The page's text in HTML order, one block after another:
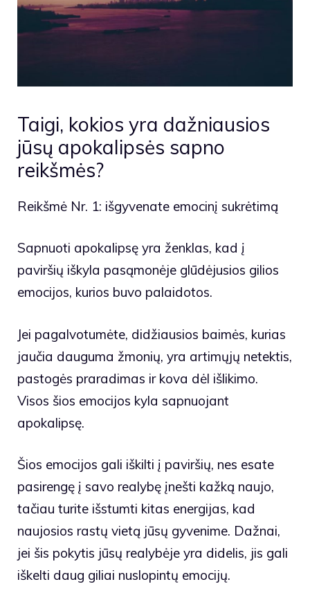
Taigi, kokios yra dažniausios
jūsų apokalipsės sapno
reikšmės?
Reikšmė Nr. 1: išgyvenate emocinį sukrėtimą
Sapnuoti apokalipsę yra ženklas, kad į
paviršių iškyla pasąmonėje glūdėjusios gilios
emocijos, kurios buvo palaidotos.
Jei pagalvotumėte, didžiausios baimės, kurias
jaučia dauguma žmonių, yra artimųjų netektis,
pastogės praradimas ir kova dėl išlikimo.
Visos šios emocijos kyla sapnuojant
apokalipsę.
Šios emocijos gali iškilti į paviršių, nes esate
pasirengę į savo realybę įnešti kažką naujo,
tačiau turite išstumti kitas energijas, kad
naujosios rastų vietą jūsų gyvenime. Dažnai,
jei šis pokytis jūsų realybėje yra didelis, jis gali
iškelti daug giliai nuslopintų emocijų.